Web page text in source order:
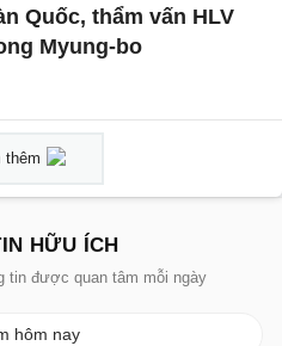
Quốc, thẩm vấn HLV
Myung-bo
thêm
HỮU ÍCH
tin được quan tâm mỗi ngày
hôm nay